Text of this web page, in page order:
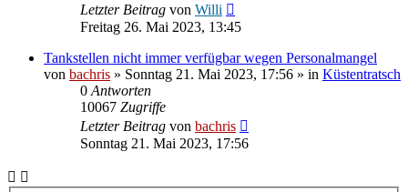
Letzter Beitrag von Willi
Freitag 26. Mai 2023, 13:45
Tankstellen nicht immer verfügbar wegen Personalmangel
von bachris » Sonntag 21. Mai 2023, 17:56 » in Küstentratsch
0 Antworten
10067 Zugriffe
Letzter Beitrag von bachris
Sonntag 21. Mai 2023, 17:56